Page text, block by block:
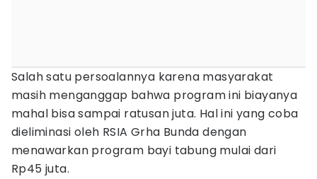
Salah satu persoalannya karena masyarakat
masih menganggap bahwa program ini biayanya
mahal bisa sampai ratusan juta. Hal ini yang coba
dieliminasi oleh RSIA Grha Bunda dengan
menawarkan program bayi tabung mulai dari
Rp45 juta.